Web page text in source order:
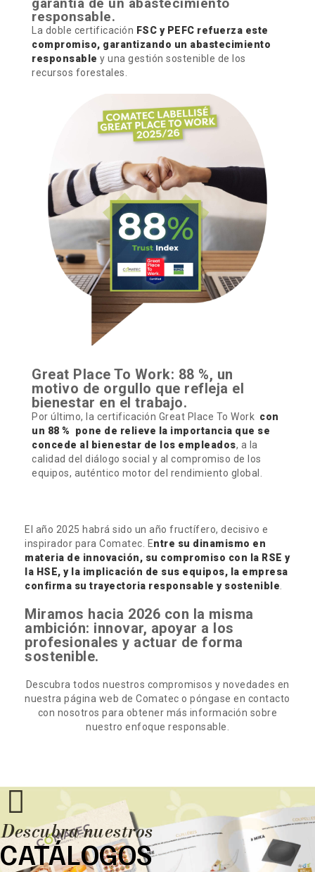
responsable.
La doble certificación FSC y PEFC refuerza este
compromiso, garantizando un abastecimiento
responsable y una gestión sostenible de los
recursos forestales.
Great Place To Work: 88 %, un
motivo de orgullo que refleja el
bienestar en el trabajo.
Por último, la certificación Great Place To Work con
un 88 % pone de relieve la importancia que se
concede al bienestar de los empleados, a la
calidad del diálogo social y al compromiso de los
equipos, auténtico motor del rendimiento global.
El año 2025 habrá sido un año fructífero, decisivo e
inspirador para Comatec. Entre su dinamismo en
materia de innovación, su compromiso con la RSE y
la HSE, y la implicación de sus equipos, la empresa
confirma su trayectoria responsable y sostenible
Miramos hacia 2026 con la misma
ambición: innovar, apoyar a los
profesionales y actuar de forma
sostenible.
Descubra todos nuestros compromisos y novedades en
nuestra página web de Comatec o póngase en contacto
con nosotros para obtener más información sobre
nuestro enfoque responsable.
Descubra nuestros
CATÁLOGOS